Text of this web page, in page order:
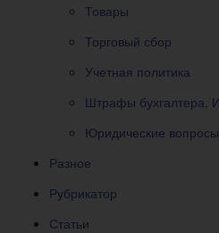
Товары
Торговый сбор
Учетная политика
Штрафы бухгалтера,
Юридические вопросы
Разное
Рубрикатор
Статьи